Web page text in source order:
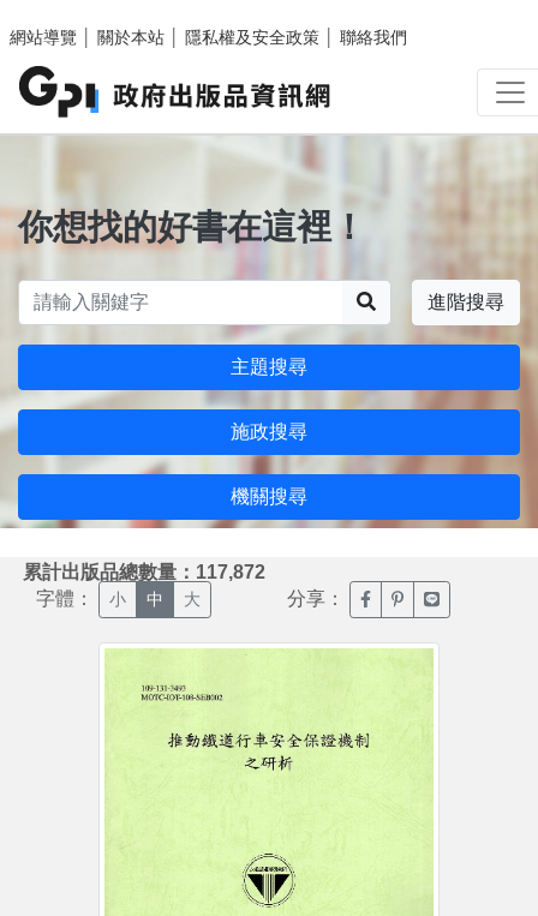
網站導覽
關於本站 隱私權及安全政策 聯絡我們
你想找的好書在這裡！
進階搜尋
主題搜尋
施政搜尋
機關搜尋
累計出版品總數量：117,872
字體： 小 中 大 分享： 臉書分享(另開新視窗)
噗浪分享(另開新
Line分享(另